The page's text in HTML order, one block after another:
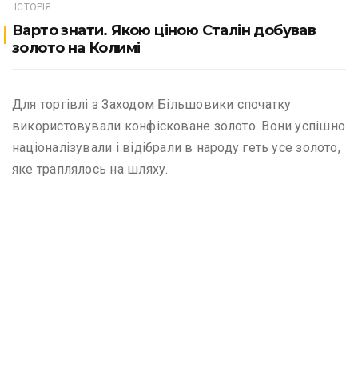
ІСТОРІЯ
Варто знати. Якою ціною Сталін добував
золото на Колимі
Для торгівлі з Заходом Більшовики спочатку
використовували конфісковане золото. Вони успішно
націоналізували і відібрали в народу геть усе золото,
яке траплялось на шляху.